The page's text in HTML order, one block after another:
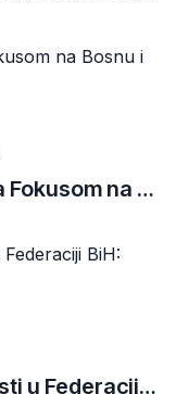
Cijene Nekretnina u Europi sa Fokusom na Bosnu i Hercegovinu
Porez na promet nepokretnosti u Federaciji BiH: Vodič kroz kantonalne propise